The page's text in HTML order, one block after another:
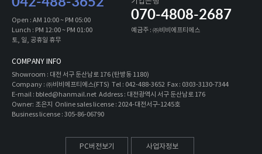
Open : AM 10:00 ~ PM 05:00
Lunch : PM 12:00 ~ PM 01:00
토, 일, 공휴일 휴무
070-4808-2687
예금주 : ㈜비비에프티에스
COMPANY INFO
Showroom : 대전 서구 둔산남로 176 (탄방동 1180)
Company : ㈜비비에프티에스(FTS) Tel : 042-488-3652 Fax : 0303-3130-7344
E-mail : bbled@hanmail.net Address : 대전광역시 서구 둔산남로 176
Owner: 조은지 Online sales license : 2024-대전서구-1245호
Business license : 305-86-06790
PC버전보기 사업자정보